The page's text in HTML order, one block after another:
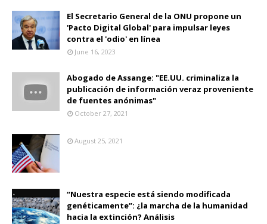
El Secretario General de la ONU propone un
'Pacto Digital Global' para impulsar leyes
contra el 'odio' en línea
June 16, 2023
Abogado de Assange: "EE.UU. criminaliza la
publicación de información veraz proveniente
de fuentes anónimas"
October 27, 2021
August 25, 2021
“Nuestra especie está siendo modificada
genéticamente”: ¿la marcha de la humanidad
hacia la extinción? Análisis